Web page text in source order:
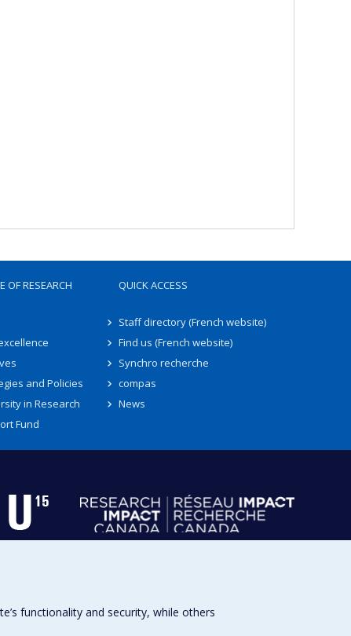
OF RESEARCH
and Policies
in Research
Fund
QUICK ACCESS
Staff directory (French website)
Find us (French website)
Synchro recherche
compas
News
functionality and security, while others